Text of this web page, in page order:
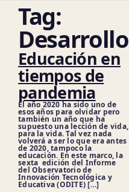
Tag:
Desarrollo
Educación en
tiempos de
pandemia
El año 2020 ha sido uno de
esos años para olvidar pero
también un año que ha
supuesto una lección de vida,
para la vida. Tal vez nada
volverá a ser lo que era antes
de 2020, tampoco la
educación. En este marco, la
sexta edición del Informe
del Observatorio de
Innovación Tecnológica y
Educativa (ODITE) […]